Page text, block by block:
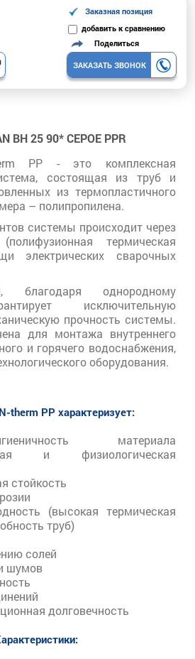
Заказная позиция
добавить к сравнению
Поделиться
ЗАКАЗАТЬ ЗВОНОК
ВН 25 90* СЕРОЕ PPR
PP - это комплексная
состоящая из труб и
из термопластичного
– полипропилена.
системы происходит через
термическая
электрических сварочных
благодаря однородному
исключительную
прочность системы.
для монтажа внутреннего
и горячего водоснабжения,
оборудования.
therm PP характеризует:
материала
и физиологическая
стойкость
(высокая термическая
труб)
солей
шумов
долговечность